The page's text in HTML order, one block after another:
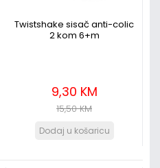
Twistshake sisač anti-colic
2 kom 6+m
9,30 KM
15,50 KM